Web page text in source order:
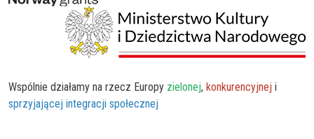
Wspólnie działamy na rzecz Europy zielonej, konkurencyjnej i
sprzyjającej integracji społecznej